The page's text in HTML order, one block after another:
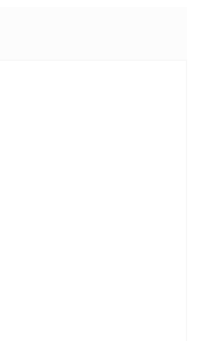
hviezdičiek.
hviezdičiek.
hviezdičiek.